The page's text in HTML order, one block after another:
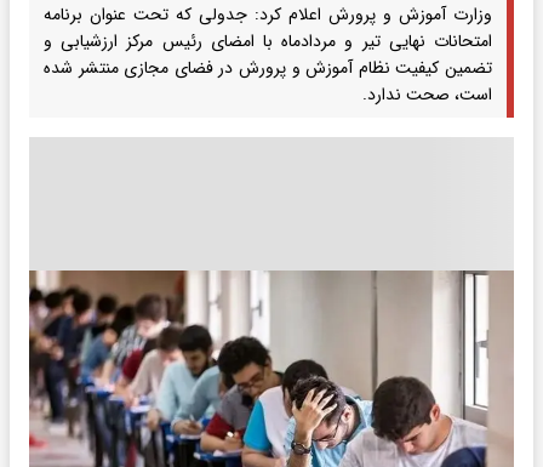
وزارت آموزش و پرورش اعلام کرد: جدولی که تحت عنوان برنامه
امتحانات نهایی تیر و مردادماه با امضای رئیس مرکز ارزشیابی و
تضمین کیفیت نظام آموزش و پرورش در فضای مجازی منتشر شده
است، صحت ندارد.